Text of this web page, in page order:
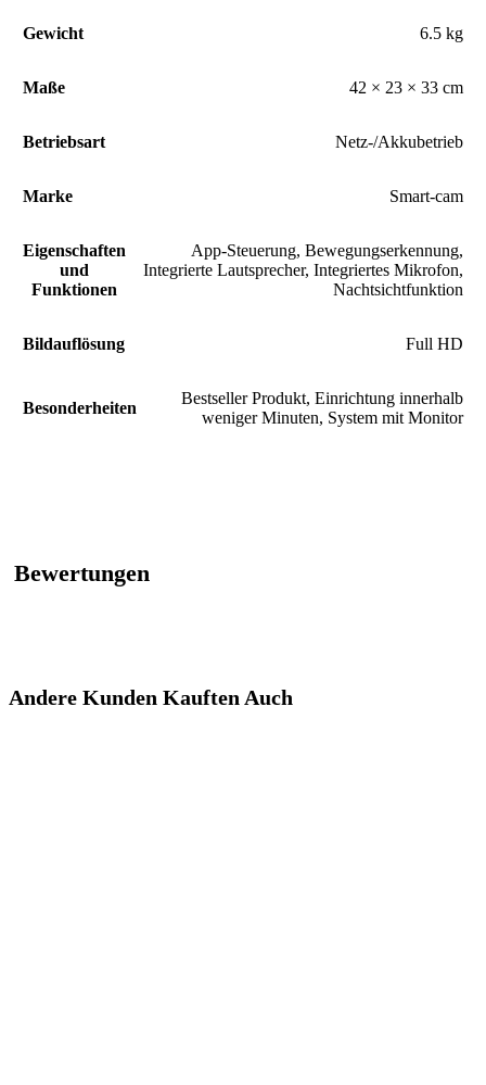
Gewicht 6.5 kg
Maße 42 × 23 × 33 cm
Betriebsart Netz-/Akkubetrieb
Marke Smart-cam
Eigenschaften
und
Funktionen
App-Steuerung, Bewegungserkennung,
Integrierte Lautsprecher, Integriertes Mikrofon,
Nachtsichtfunktion
Bildauflösung Full HD
Besonderheiten
Bestseller Produkt, Einrichtung innerhalb
weniger Minuten, System mit Monitor
Bewertungen
Andere Kunden Kauften Auch